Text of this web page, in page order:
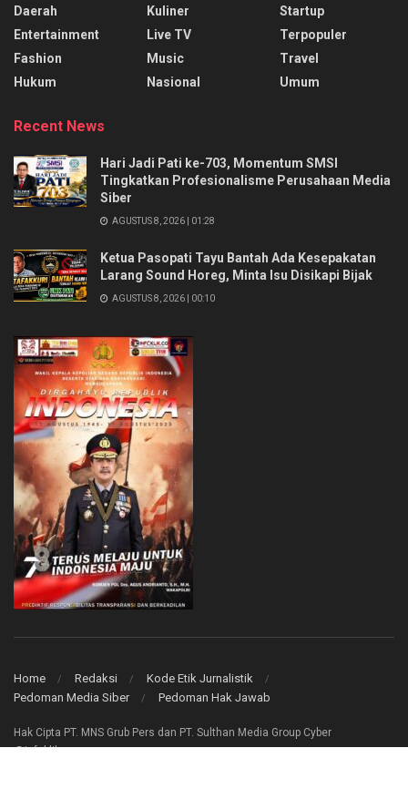
Daerah
Entertainment
Fashion
Hukum
Kuliner
Live TV
Music
Nasional
Startup
Terpopuler
Travel
Umum
Recent News
Hari Jadi Pati ke-703, Momentum SMSI
Tingkatkan Profesionalisme Perusahaan Media
Siber
AGUSTUS 8, 2026 | 01:28
Ketua Pasopati Tayu Bantah Ada Kesepakatan
Larang Sound Horeg, Minta Isu Disikapi Bijak
AGUSTUS 8, 2026 | 00:10
Home Redaksi
Kode Etik Jurnalistik
Pedoman Media Siber
Pedoman Hak Jawab
Hak Cipta PT. MNS Grub Pers dan PT. Sulthan Media Group Cyber
@infoklik.co